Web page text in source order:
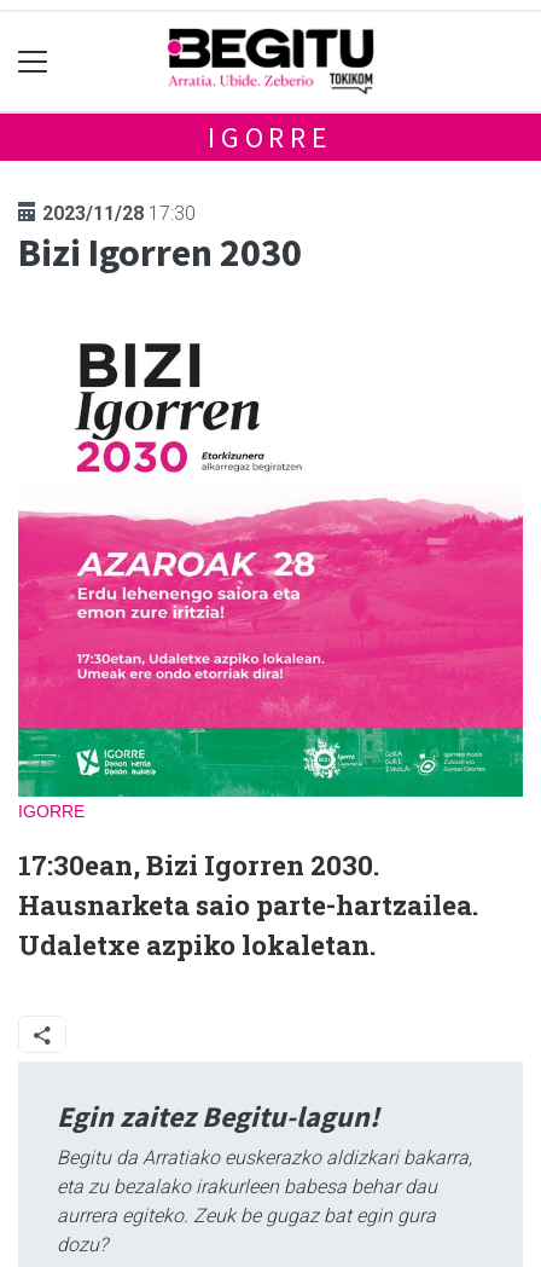
IGORRE
2023/11/28 17:30
Bizi Igorren 2030
IGORRE
17:30ean, Bizi Igorren 2030.
Hausnarketa saio parte-hartzailea.
Udaletxe azpiko lokaletan.
Egin zaitez Begitu-lagun!
Begitu da Arratiako euskerazko aldizkari bakarra,
eta zu bezalako irakurleen babesa behar dau
aurrera egiteko. Zeuk be gugaz bat egin gura
dozu?